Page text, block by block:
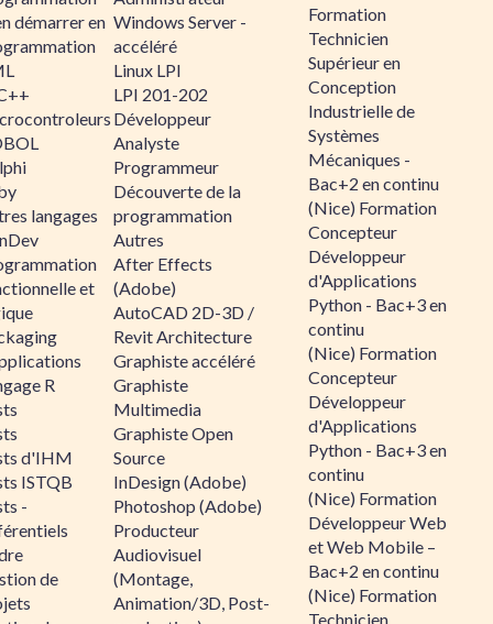
démarrer en
langages
et
R
d'IHM
ISTQB
-
de
Windows Server -
accéléré
Linux LPI
LPI 201-202
Développeur
Analyste
Programmeur
Découverte de la
programmation
Autres
After Effects
(Adobe)
AutoCAD 2D-3D /
Revit Architecture
Graphiste accéléré
Graphiste
Multimedia
Graphiste Open
Source
InDesign (Adobe)
Photoshop (Adobe)
Producteur
Audiovisuel
(Montage,
Animation/3D, Post-
Formation
Technicien
Supérieur en
Conception
Industrielle de
Systèmes
Mécaniques -
Bac+2 en continu
(Nice) Formation
Concepteur
Développeur
d'Applications
Python - Bac+3 en
continu
(Nice) Formation
Concepteur
Développeur
d'Applications
Python - Bac+3 en
continu
(Nice) Formation
Développeur Web
et Web Mobile –
Bac+2 en continu
(Nice) Formation
Technicien